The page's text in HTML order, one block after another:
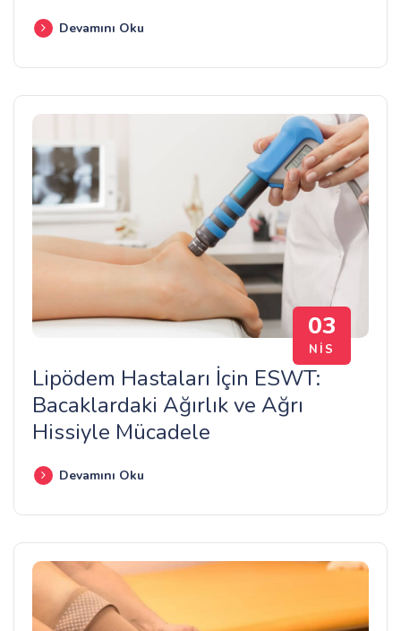
Devamını Oku
03
NIS
Lipödem Hastaları İçin ESWT:
Bacaklardaki Ağırlık ve Ağrı
Hissiyle Mücadele
Devamını Oku